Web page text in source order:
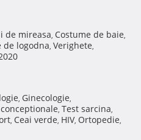
de mireasa, Costume de baie,
de logodna, Verighete,
, Ginecologie,
, Test sarcina,
, Ceai verde, HIV, Ortopedie,